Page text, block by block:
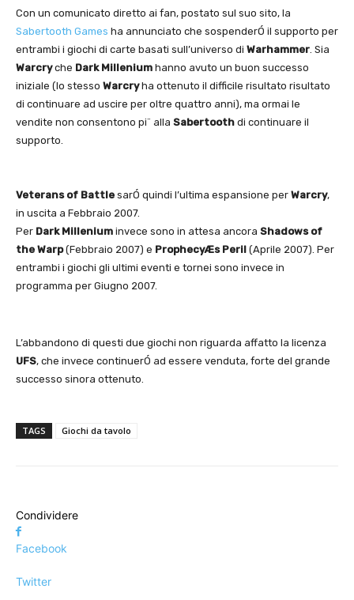
Con un comunicato diretto ai fan, postato sul suo sito, la
Sabertooth Games ha annunciato che sospenderÓ il supporto per
entrambi i giochi di carte basati sull’universo di Warhammer. Sia
Warcryche Dark Millenium hanno avuto un buon successo
iniziale (lo stesso Warcryha ottenuto il difficile risultato risultato
di continuare ad uscire per oltre quattro anni), ma ormai le
vendite non consentono pi¨ alla Sabertooth di continuare il
supporto.
Veterans of Battle sarÓ quindi l’ultima espansione per Warcry,
in uscita a Febbraio 2007.
Per Dark Millenium invece sono in attesa ancora Shadows of
the Warp(Febbraio 2007) e ProphecyÆs Peril (Aprile 2007). Per
entrambi i giochi gli ultimi eventi e tornei sono invece in
programma per Giugno 2007.
L’abbandono di questi due giochi non riguarda affatto la licenza
UFS, che invece continuerÓ ad essere venduta, forte del grande
successo sinora ottenuto.
TAGS Giochi da tavolo
Condividere
Facebook
Twitter